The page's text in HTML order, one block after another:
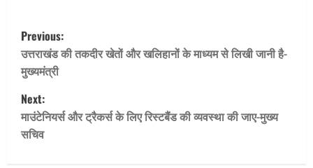
P
o
s
t
n
Previous:
उत्तराखंड की तकदीर खेतों और खलिहानों के माध्यम से लिखी जानी है-
मुख्यमंत्री
Next:
माउंटेनियर्स और ट्रैकर्स के लिए रिस्टबैंड की व्यवस्था की जाए-मुख्य
सचिव